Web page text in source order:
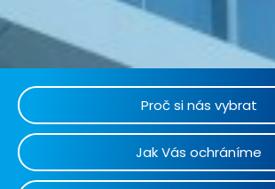
Proč si nás vybrat
Jak Vás ochráníme